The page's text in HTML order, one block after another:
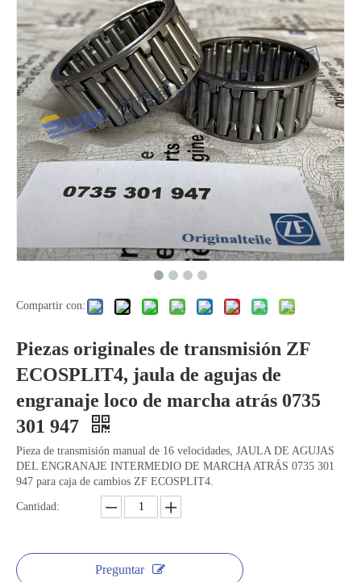
Compartir con:
Piezas originales de transmisión ZF
ECOSPLIT4, jaula de agujas de
engranaje loco de marcha atrás 0735
301 947
Pieza de transmisión manual de 16 velocidades, JAULA DE AGUJAS
DEL ENGRANAJE INTERMEDIO DE MARCHA ATRÁS 0735 301
947 para caja de cambios ZF ECOSPLIT4.
Cantidad:
Preguntar